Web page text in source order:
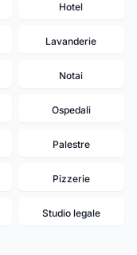
Hotel
Lavanderie
Notai
Ospedali
Palestre
Pizzerie
Studio legale